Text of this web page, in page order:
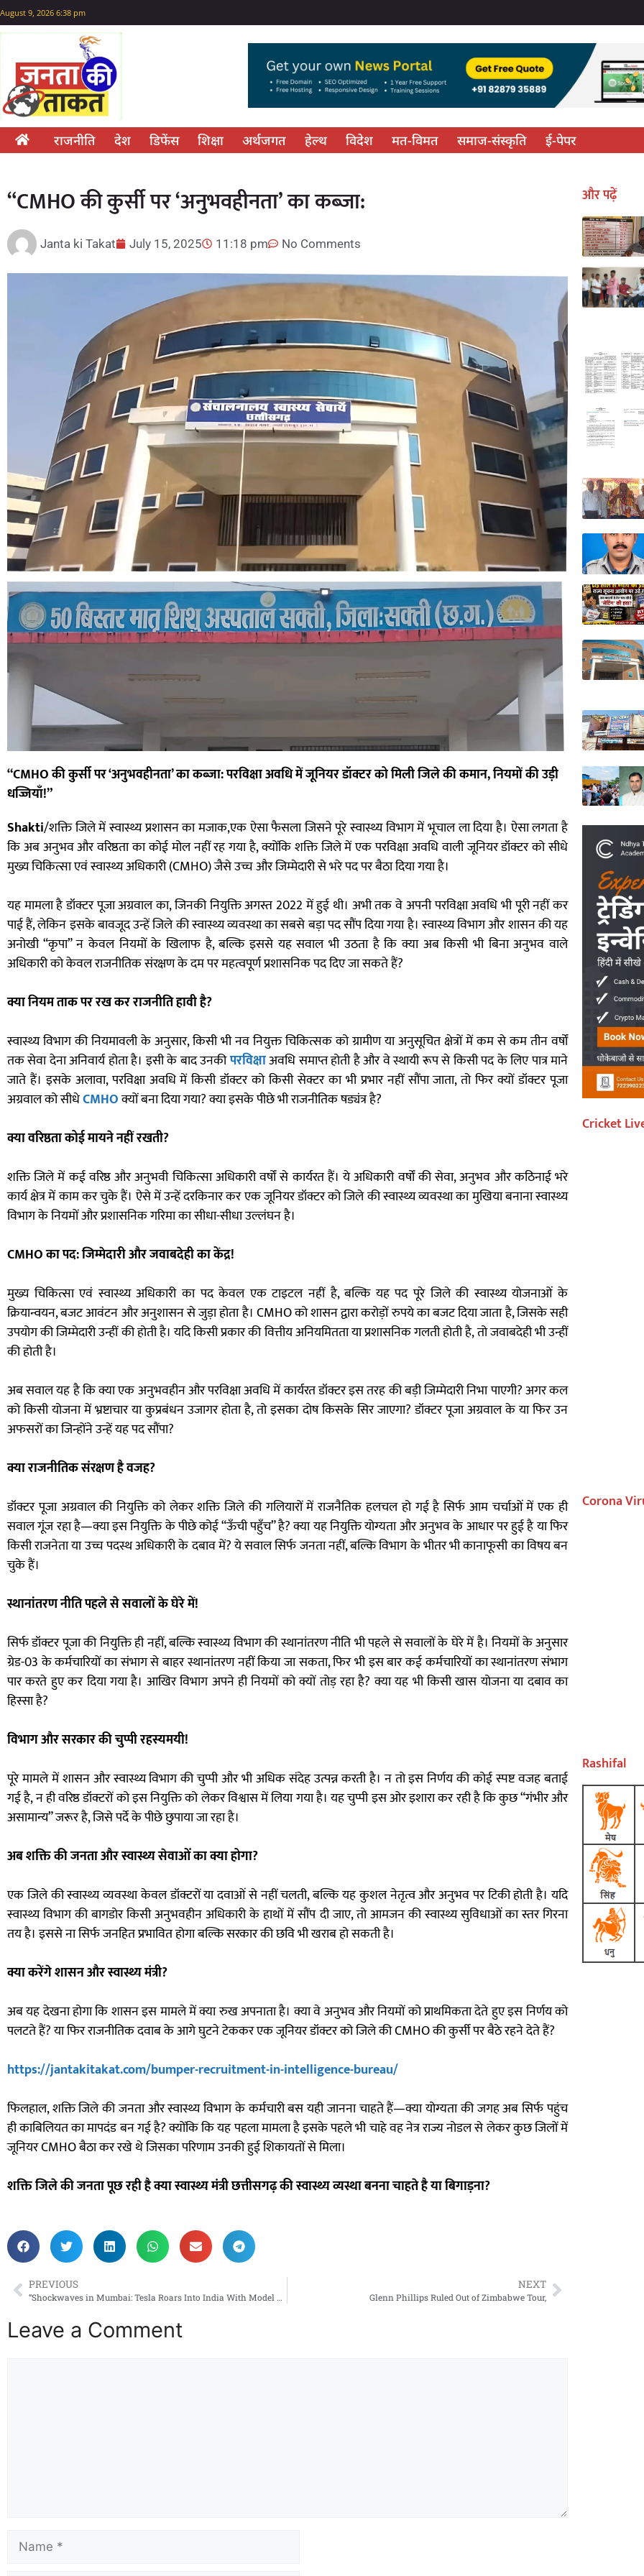
August 9, 2026 6:38 pm
राजनीति देश डिफेंस शिक्षा अर्थजगत हेल्थ विदेश मत-विमत समाज-संस्कृति ई-पेपर
“CMHO की कुर्सी पर ‘अनुभवहीनता’ का कब्जा:
Janta ki Takat July 15, 2025 11:18 pm No Comments
“CMHO की कुर्सी पर ‘अनुभवहीनता’ का कब्जा: परविक्षा अवधि में जूनियर डॉक्टर को मिली जिले की कमान, नियमों की उड़ी
धज्जियाँ!”
Shakti/शक्ति जिले में स्वास्थ्य प्रशासन का मजाक,एक ऐसा फैसला जिसने पूरे स्वास्थ्य विभाग में भूचाल ला दिया है। ऐसा लगता है
कि अब अनुभव और वरिष्ठता का कोई मोल नहीं रह गया है, क्योंकि शक्ति जिले में एक परविक्षा अवधि वाली जूनियर डॉक्टर को सीधे
मुख्य चिकित्सा एवं स्वास्थ्य अधिकारी (CMHO) जैसे उच्च और जिम्मेदारी से भरे पद पर बैठा दिया गया है।
यह मामला है डॉक्टर पूजा अग्रवाल का, जिनकी नियुक्ति अगस्त 2022 में हुई थी। अभी तक वे अपनी परविक्षा अवधि भी पूरी नहीं कर
पाई हैं, लेकिन इसके बावजूद उन्हें जिले की स्वास्थ्य व्यवस्था का सबसे बड़ा पद सौंप दिया गया है। स्वास्थ्य विभाग और शासन की यह
अनोखी “कृपा” न केवल नियमों के खिलाफ है, बल्कि इससे यह सवाल भी उठता है कि क्या अब किसी भी बिना अनुभव वाले
अधिकारी को केवल राजनीतिक संरक्षण के दम पर महत्वपूर्ण प्रशासनिक पद दिए जा सकते हैं?
क्या नियम ताक पर रख कर राजनीति हावी है?
स्वास्थ्य विभाग की नियमावली के अनुसार, किसी भी नव नियुक्त चिकित्सक को ग्रामीण या अनुसूचित क्षेत्रों में कम से कम तीन वर्षों
तक सेवा देना अनिवार्य होता है। इसी के बाद उनकीपरविक्षाअवधि समाप्त होती है और वे स्थायी रूप से किसी पद के लिए पात्र माने
जाते हैं। इसके अलावा, परविक्षा अवधि में किसी डॉक्टर को किसी सेक्टर का भी प्रभार नहीं सौंपा जाता, तो फिर क्यों डॉक्टर पूजा
अग्रवाल को सीधेCMHOक्यों बना दिया गया? क्या इसके पीछे भी राजनीतिक षड्यंत्र है?
क्या वरिष्ठता कोई मायने नहीं रखती?
शक्ति जिले में कई वरिष्ठ और अनुभवी चिकित्सा अधिकारी वर्षों से कार्यरत हैं। ये अधिकारी वर्षों की सेवा, अनुभव और कठिनाई भरे
कार्य क्षेत्र में काम कर चुके हैं। ऐसे में उन्हें दरकिनार कर एक जूनियर डॉक्टर को जिले की स्वास्थ्य व्यवस्था का मुखिया बनाना स्वास्थ्य
विभाग के नियमों और प्रशासनिक गरिमा का सीधा-सीधा उल्लंघन है।
CMHO का पद: जिम्मेदारी और जवाबदेही का केंद्र!
मुख्य चिकित्सा एवं स्वास्थ्य अधिकारी का पद केवल एक टाइटल नहीं है, बल्कि यह पद पूरे जिले की स्वास्थ्य योजनाओं के
क्रियान्वयन, बजट आवंटन और अनुशासन से जुड़ा होता है। CMHO को शासन द्वारा करोड़ों रुपये का बजट दिया जाता है, जिसके सही
उपयोग की जिम्मेदारी उन्हीं की होती है। यदि किसी प्रकार की वित्तीय अनियमितता या प्रशासनिक गलती होती है, तो जवाबदेही भी उन्हीं
की होती है।
अब सवाल यह है कि क्या एक अनुभवहीन और परविक्षा अवधि में कार्यरत डॉक्टर इस तरह की बड़ी जिम्मेदारी निभा पाएगी? अगर कल
को किसी योजना में भ्रष्टाचार या कुप्रबंधन उजागर होता है, तो इसका दोष किसके सिर जाएगा? डॉक्टर पूजा अग्रवाल के या फिर उन
अफसरों का जिन्होंने उन्हें यह पद सौंपा?
क्या राजनीतिक संरक्षण है वजह?
डॉक्टर पूजा अग्रवाल की नियुक्ति को लेकर शक्ति जिले की गलियारों में राजनैतिक हलचल हो गई है सिर्फ आम चर्चाओं में एक ही
सवाल गूंज रहा है—क्या इस नियुक्ति के पीछे कोई “ऊँची पहुँच” है? क्या यह नियुक्ति योग्यता और अनुभव के आधार पर हुई है या फिर
किसी राजनेता या उच्च पदस्थ अधिकारी के दबाव में? ये सवाल सिर्फ जनता नहीं, बल्कि विभाग के भीतर भी कानाफूसी का विषय बन
चुके हैं।
स्थानांतरण नीति पहले से सवालों के घेरे में!
सिर्फ डॉक्टर पूजा की नियुक्ति ही नहीं, बल्कि स्वास्थ्य विभाग की स्थानांतरण नीति भी पहले से सवालों के घेरे में है। नियमों के अनुसार
ग्रेड-03 के कर्मचारियों का संभाग से बाहर स्थानांतरण नहीं किया जा सकता, फिर भी इस बार कई कर्मचारियों का स्थानांतरण संभाग
पार करते हुए कर दिया गया है। आखिर विभाग अपने ही नियमों को क्यों तोड़ रहा है? क्या यह भी किसी खास योजना या दबाव का
हिस्सा है?
विभाग और सरकार की चुप्पी रहस्यमयी!
पूरे मामले में शासन और स्वास्थ्य विभाग की चुप्पी और भी अधिक संदेह उत्पन्न करती है। न तो इस निर्णय की कोई स्पष्ट वजह बताई
गई है, न ही वरिष्ठ डॉक्टरों को इस नियुक्ति को लेकर विश्वास में लिया गया है। यह चुप्पी इस ओर इशारा कर रही है कि कुछ “गंभीर और
असामान्य” जरूर है, जिसे पर्दे के पीछे छुपाया जा रहा है।
अब शक्ति की जनता और स्वास्थ्य सेवाओं का क्या होगा?
एक जिले की स्वास्थ्य व्यवस्था केवल डॉक्टरों या दवाओं से नहीं चलती, बल्कि यह कुशल नेतृत्व और अनुभव पर टिकी होती है। यदि
स्वास्थ्य विभाग की बागडोर किसी अनुभवहीन अधिकारी के हाथों में सौंप दी जाए, तो आमजन की स्वास्थ्य सुविधाओं का स्तर गिरना
तय है। इससे ना सिर्फ जनहित प्रभावित होगा बल्कि सरकार की छवि भी खराब हो सकती है।
क्या करेंगे शासन और स्वास्थ्य मंत्री?
अब यह देखना होगा कि शासन इस मामले में क्या रुख अपनाता है। क्या वे अनुभव और नियमों को प्राथमिकता देते हुए इस निर्णय को
पलटते हैं? या फिर राजनीतिक दवाब के आगे घुटने टेककर एक जूनियर डॉक्टर को जिले की CMHO की कुर्सी पर बैठे रहने देते हैं?
https://jantakitakat.com/bumper-recruitment-in-intelligence-bureau/
फिलहाल, शक्ति जिले की जनता और स्वास्थ्य विभाग के कर्मचारी बस यही जानना चाहते हैं—क्या योग्यता की जगह अब सिर्फ पहुंच
ही काबिलियत का मापदंड बन गई है? क्योंकि कि यह पहला मामला है इसके पहले भी चाहे वह नेत्र राज्य नोडल से लेकर कुछ जिलों में
जूनियर CMHO बैठा कर रखे थे जिसका परिणाम उनकी हुई शिकायतों से मिला।
शक्ति जिले की जनता पूछ रही है क्या स्वास्थ्य मंत्री छत्तीसगढ़ की स्वास्थ्य व्यस्था बनना चाहते है या बिगाड़ना?
PREVIOUS
“Shockwaves in Mumbai: Tesla Roars Into India With Model Y – Electric Revolution Begins!”
NEXT
Glenn Phillips Ruled Out of Zimbabwe Tour,
Leave a Comment
और पढ़ें
Cricket
Corona
Rashifal